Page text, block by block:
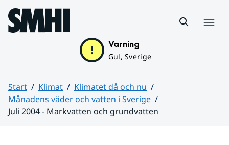
Hoppa till sidans innehåll
Varning
Gul, Sverige
Start Klimat
Klimatet då och nu
Månadens väder och vatten i Sverige
Juli 2004 - Markvatten och grundvatten